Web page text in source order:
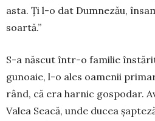
asta. Ți l-o dat Dum­ne­zău,
soartă.”
S-a născut într-o familie
gunoaie, l-o ales oamenii
rând, că era harnic gospodar.
Valea Seacă, unde ducea